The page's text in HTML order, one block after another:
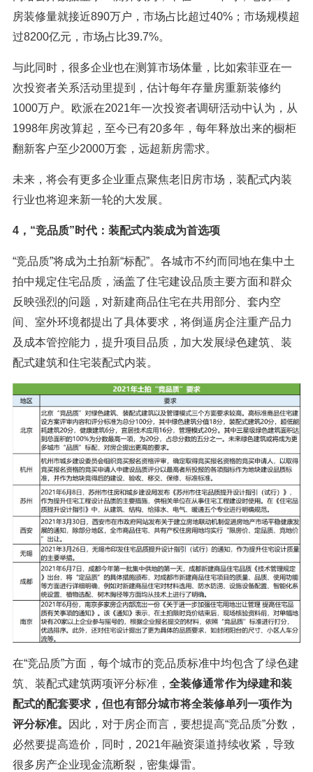
房装修量就接近890万户，市场占比超过40%；市场规模超
过8200亿元，市场占比39.7%。
与此同时，很多企业也在测算市场体量，比如索菲亚在一
次投资者关系活动里提到，估计每年存量房重新装修约
1000万户。欧派在2021年一次投资者调研活动中认为，从
1998年房改算起，至今已有20多年，每年释放出来的橱柜
翻新客户至少2000万套，远超新房需求。
未来，将会有更多企业重点聚焦老旧房市场，装配式内装
行业也将迎来新一轮的大发展。
4，“竞品质”时代：装配式内装成为首选项
“竞品质”将成为土拍新“标配”。各城市不约而同地在集中土
拍中规定住宅品质，涵盖了住宅建设品质主要方面和群众
反映强烈的问题，对新建商品住宅在共用部分、套内空
间、室外环境都提出了具体要求，将倒逼房企注重产品力
及成本管控能力，提升项目品质，加大发展绿色建筑、装
配式建筑和住宅装配式内装。
在“竞品质”方面，每个城市的竞品质标准中均包含了绿色建
筑、装配式建筑两项评分标准， 全装修通常作为绿建和装
配式的配套要求，但也有部分城市将全装修单列一项作为
评分标准。
因此，对于房企而言，要想提高“竞品质”分数，
必然要提高造价，同时，2021年融资渠道持续收紧，导致
很多房产企业现金流断裂，密集爆雷。